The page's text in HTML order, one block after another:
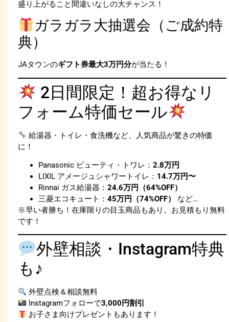
盛り上がること間違いなしの大チャンス！
ガラガラ大抽選会（ご成約特
典）
JAタウンのギフト券最大3万円分が当たる！
2日間限定！超お得なリ
フォーム特価セール
給湯器・トイレ・食洗機など、人気商品が驚きの特価
に！
Panasonic ビューティ・トワレ： 2.8万円
LIXIL アメージュシャワートイレ： 14.7万円〜
Rinnai ガス給湯器： 24.6万円（64%OFF）
三菱エコキュート： 45万円（74%OFF）
など…
※早い者勝ち！在庫限りの目玉商品もあり。お見積もり無料
です！
外壁相談・Instagram特典
も♪
外壁点検＆相談無料
Instagramフォローで3,000円割引
お子さま向けプレゼントもあります！